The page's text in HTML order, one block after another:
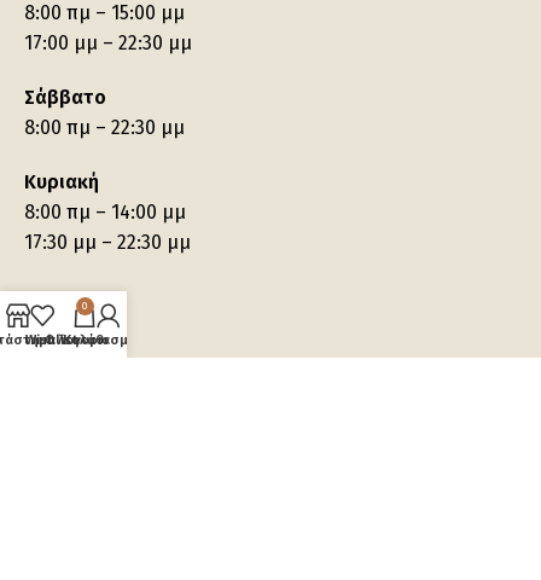
8:00 πμ – 15:00 μμ
17:00 μμ – 22:30 μμ
Σάββατο
8:00 πμ – 22:30 μμ
Κυριακή
8:00 πμ – 14:00 μμ
17:30 μμ – 22:30 μμ
Wishlist
0
Καλάθι
Ο λογαριασμός μου